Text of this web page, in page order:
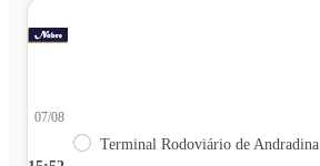
07/08
Terminal Rodoviário de Andradina